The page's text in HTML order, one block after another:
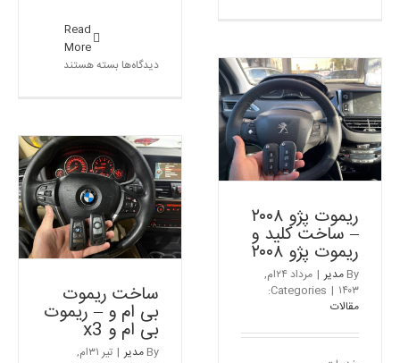
–
ریموت
تویوتا
لندکروز
Read
More
دیدگاه‌ها برای
–
ریموت
لکسوس
ال
ایکس
۵۷۰
بسته هستند
کلید و ریموت پژو ۲۰۰۸
مقالات
ریموت پژو ۲۰۰۸
– ساخت کلید و
ریموت پژو ۲۰۰۸
By مدیر |
مرداد ۲۴ام,
۱۴۰۳ |
Categories:
مقالات
ساخت ریموت
بی ام و – ریموت
بی ام و x3
By مدیر |
تیر ۳۱ام,